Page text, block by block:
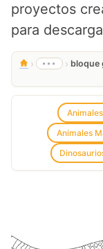
proyectos
para
› ••• ›
Animales